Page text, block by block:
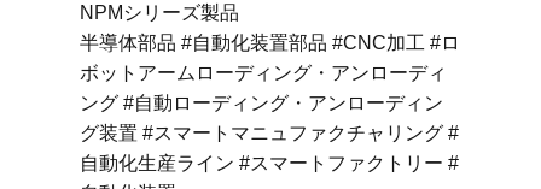
NPMシリーズ製品
半導体部品 #自動化装置部品 #CNC加工 #ロ
ボットアームローディング・アンローディ
ング #自動ローディング・アンローディン
グ装置 #スマートマニュファクチャリング #
自動化生産ライン #スマートファクトリー #